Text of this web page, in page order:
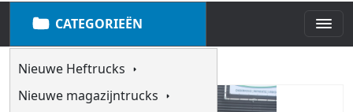
CATEGORIEËN
Nieuwe Heftrucks
Nieuwe magazijntrucks